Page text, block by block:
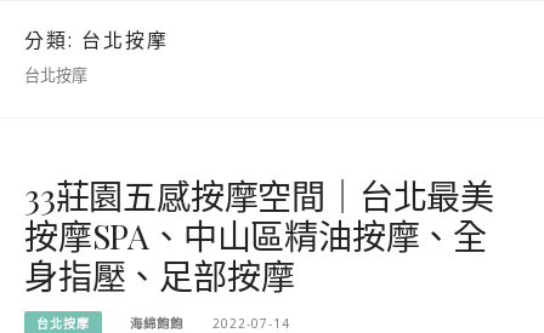
分類: 台北按摩
台北按摩
33莊園五感按摩空間｜台北最美
按摩SPA、中山區精油按摩、全
身指壓、足部按摩
台北按摩 海綿飽飽 2022-07-14